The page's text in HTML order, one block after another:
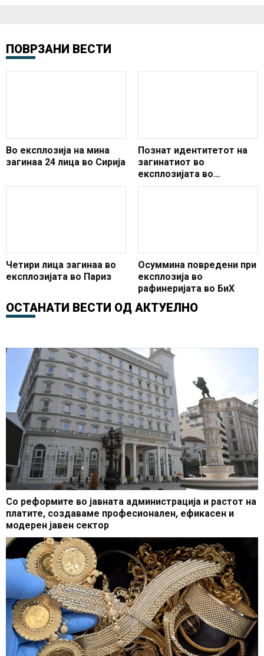
ПОВРЗАНИ ВЕСТИ
Во експлозија на мина
загинаа 24 лица во Сирија
Познат идентитетот на
загинатиот во
експлозијата во
центарот на Гевгелија,
Четири лица загинаа во
експлозијата во Париз
Осуммина повредени при
експлозија во
рафинеријата во БиХ
ОСТАНАТИ ВЕСТИ ОД АКТУЕЛНО
Со реформите во јавната администрација и растот на
платите, создаваме професионален, ефикасен и
модерен јавен сектор